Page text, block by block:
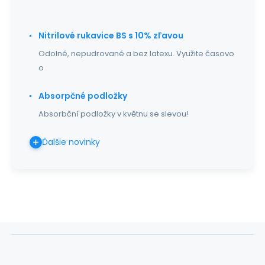
Nitrilové rukavice BS s 10% zľavou
Odolné, nepudrované a bez latexu. Využite časovo
o
Absorpčné podložky
Absorbční podložky v květnu se slevou!
Ďalšie novinky